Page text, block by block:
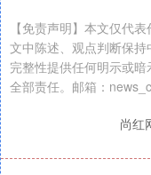
【免责声明】本文仅代
文中陈述、观点判断保
完整性提供任何明示或
全部责任。邮箱：
尚红